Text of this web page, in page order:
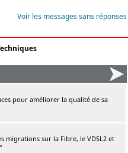
Voir les messages sans réponses
pour améliorer la qualité de sa
migrations sur la Fibre, le VDSL2 et